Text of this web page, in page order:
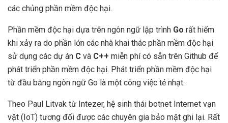
các chủng phần mềm độc hại.
Phần mềm độc hại dựa trên ngôn ngữ lập trình Go rất hiếm
khi xảy ra do phần lớn các nhà khai thác phần mềm độc hại
sử dụng các dự án C và C++ miễn phí có sẵn trên Github để
phát triển phần mềm độc hại. Phát triển phần mềm độc hại
từ đầu bằng ngôn ngữ Go là một công việc tẻ nhạt.
Theo Paul Litvak từ Intezer, hệ sinh thái botnet Internet vạn
vật (IoT) tương đối được các chuyên gia bảo mật ghi lại. Rất